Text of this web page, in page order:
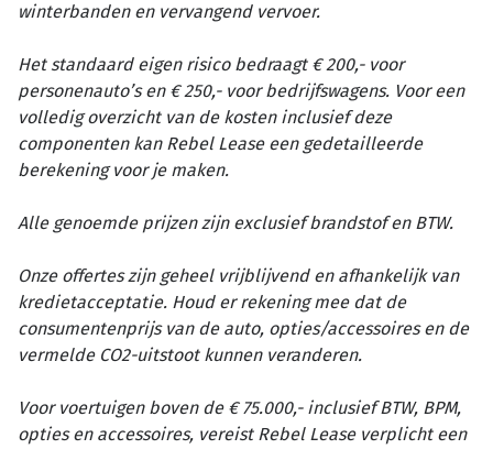
winterbanden en vervangend vervoer.
Het standaard eigen risico bedraagt € 200,- voor
personenauto’s en € 250,- voor bedrijfswagens. Voor een
volledig overzicht van de kosten inclusief deze
componenten kan Rebel Lease een gedetailleerde
berekening voor je maken.
Alle genoemde prijzen zijn exclusief brandstof en BTW.
Onze offertes zijn geheel vrijblijvend en afhankelijk van
kredietacceptatie. Houd er rekening mee dat de
consumentenprijs van de auto, opties/accessoires en de
vermelde CO2-uitstoot kunnen veranderen.
Voor voertuigen boven de € 75.000,- inclusief BTW, BPM,
opties en accessoires, vereist Rebel Lease verplicht een